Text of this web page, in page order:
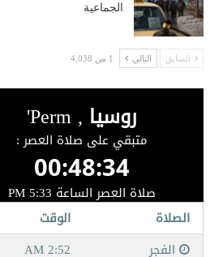
الجماعية
السابق التالي 1 من 4,038